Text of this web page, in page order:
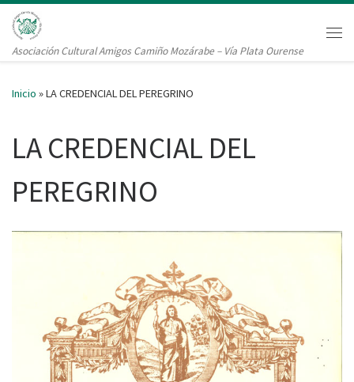
Saltar al contenido
Asociación Cultural Amigos Camiño Mozárabe – Vía Plata Ourense
Inicio »LA CREDENCIAL DEL PEREGRINO
LA CREDENCIAL DEL
PEREGRINO